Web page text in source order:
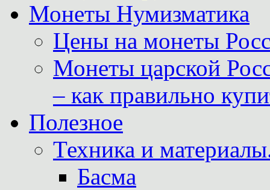
Монеты Нумизматика
Цены на монеты
Монеты царской
– как правильно
Полезное
Техника и
Басма